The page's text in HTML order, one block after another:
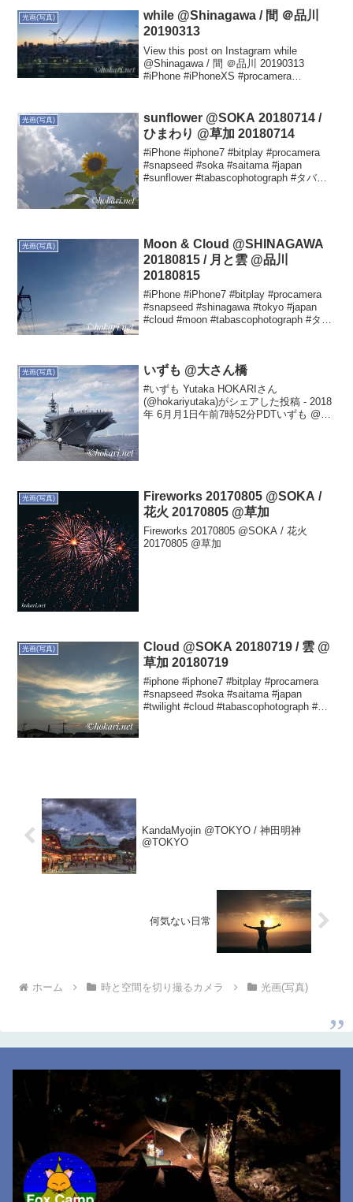
光画(写真)
while @Shinagawa / 間 ＠品川
20190313
View this post on Instagram while
@Shinagawa / 間 ＠品川 20190313
#iPhone #iPhoneXS #procamera
光画(写真)
sunflower @SOKA 20180714 /
ひまわり @草加 20180714
#iPhone #iphone7 #bitplay #procamera
#snapseed #soka #saitama #japan
#sunflower #tabascophotograph #タバス
光画(写真)
Moon & Cloud @SHINAGAWA
20180815 / 月と雲 @品川
20180815
#iPhone #iPhone7 #bitplay #procamera
#snapseed #shinagawa #tokyo #japan
#cloud #moon #tabascophotograph #タバ
光画(写真) いずも @大さん橋
#いずも Yutaka HOKARIさん
(@hokariyutaka)がシェアした投稿 - 2018
年 6月月1日午前7時52分PDTいずも @大
光画(写真)
Fireworks 20170805 @SOKA /
花火 20170805 @草加
Fireworks 20170805 @SOKA / 花火
20170805 @草加
光画(写真)
Cloud @SOKA 20180719 / 雲 @
草加 20180719
#iphone #iphone7 #bitplay #procamera
#snapseed #soka #saitama #japan
#twilight #cloud #tabascophotograph #タ
KandaMyojin @TOKYO / 神田明神
@TOKYO
何気ない日常
ホーム 時と空間を切り撮るカメラ 光画(写真)